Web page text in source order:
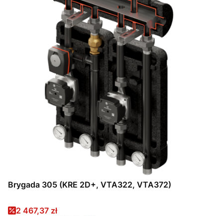
Brygada 305 (KRE 2D+, VTA322, VTA372)
Cena promocyjna
2 467,37 zł